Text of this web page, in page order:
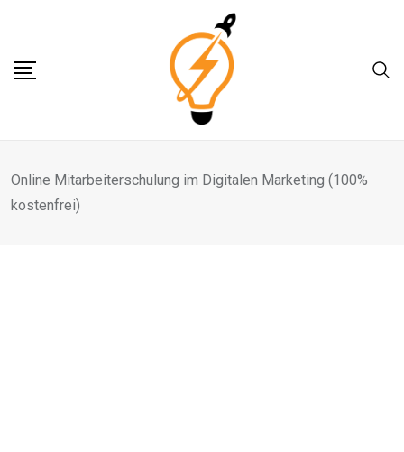
content
Online Mitarbeiterschulung im Digitalen Marketing (100%
kostenfrei)